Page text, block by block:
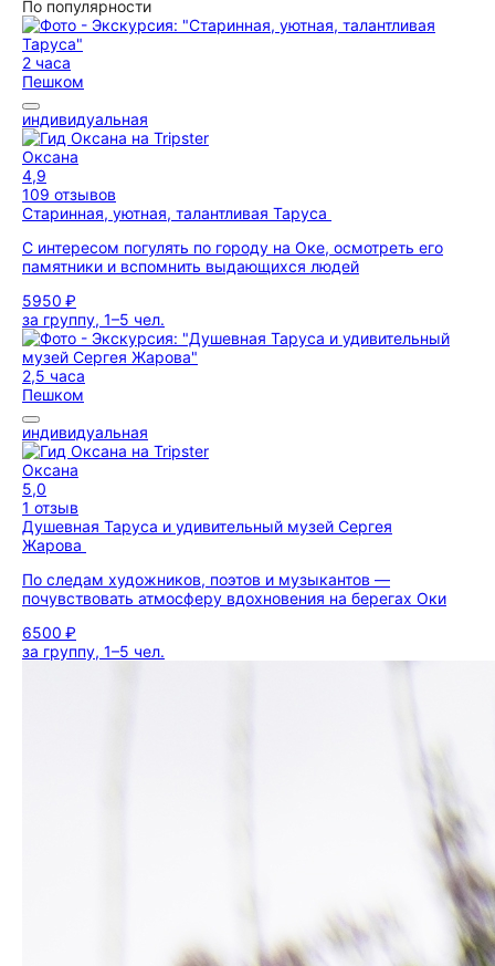
По популярности
2 часа
Пешком
индивидуальная
Оксана
4,9
109 отзывов
Старинная, уютная, талантливая Таруса
С интересом погулять по городу на Оке, осмотреть его
памятники и вспомнить выдающихся людей
5950 ₽
за группу, 1–5 чел.
2,5 часа
Пешком
индивидуальная
Оксана
5,0
1 отзыв
Душевная Таруса и удивительный музей Сергея
Жарова
По следам художников, поэтов и музыкантов —
почувствовать атмосферу вдохновения на берегах Оки
6500 ₽
за группу, 1–5 чел.